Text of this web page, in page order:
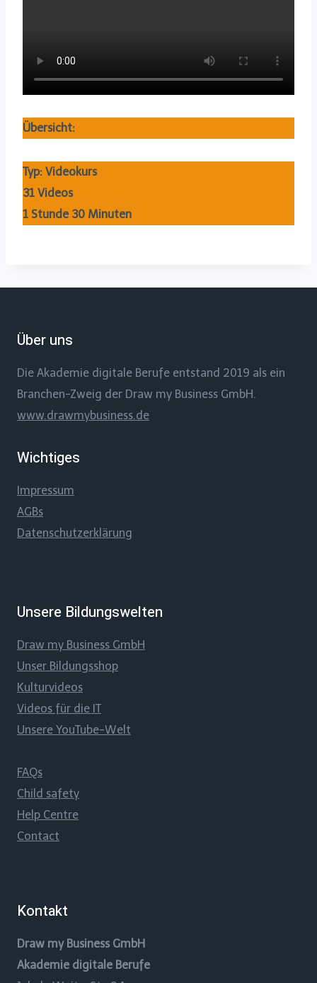
Übersicht:
Typ: Videokurs
31 Videos
1 Stunde 30 Minuten
Über uns
Die Akademie digitale Berufe entstand 2019 als ein
Branchen-Zweig der Draw my Business GmbH.
www.drawmybusiness.de
Wichtiges
Impressum
AGBs
Datenschutzerklärung
Unsere Bildungswelten
Draw my Business GmbH
Unser Bildungsshop
Kulturvideos
Videos für die IT
Unsere YouTube-Welt
FAQs
Child safety
Help Centre
Contact
Kontakt
Draw my Business GmbH
Akademie digitale Berufe